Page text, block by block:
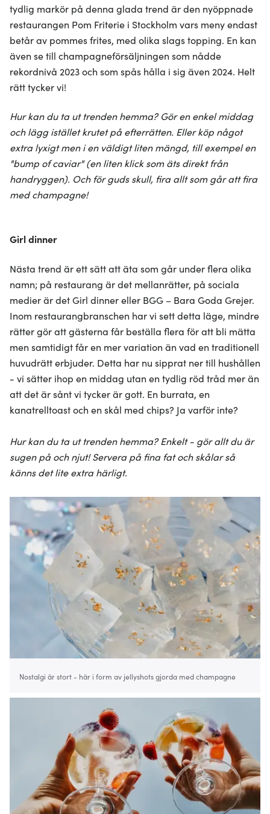
tydlig markör på denna glada trend är den nyöppnade
restaurangen Pom Friterie i Stockholm vars meny endast
betår av pommes frites, med olika slags topping. En kan
även se till champagneförsäljningen som nådde
rekordnivå 2023 och som spås hålla i sig även 2024. Helt
rätt tycker vi!
Hur kan du ta ut trenden hemma? Gör en enkel middag
och lägg istället krutet på efterrätten. Eller köp något
extra lyxigt men i en väldigt liten mängd, till exempel en
"bump of caviar" (en liten klick som äts direkt från
handryggen). Och för guds skull, fira allt som går att fira
med champagne!
Girl dinner
Nästa trend är ett sätt att äta som går under flera olika
namn; på restaurang är det mellanrätter, på sociala
medier är det Girl dinner eller BGG – Bara Goda Grejer.
Inom restaurangbranschen har vi sett detta läge, mindre
rätter gör att gästerna får beställa flera för att bli mätta
men samtidigt får en mer variation än vad en traditionell
huvudrätt erbjuder. Detta har nu sipprat ner till hushållen
- vi sätter ihop en middag utan en tydlig röd tråd mer än
att det är sånt vi tycker är gott. En burrata, en
kanatrelltoast och en skål med chips? Ja varför inte?
Hur kan du ta ut trenden hemma? Enkelt - gör allt du är
sugen på och njut! Servera på fina fat och skålar så
känns det lite extra härligt.
Nostalgi är stort - här i form av jellyshots gjorda med champagne